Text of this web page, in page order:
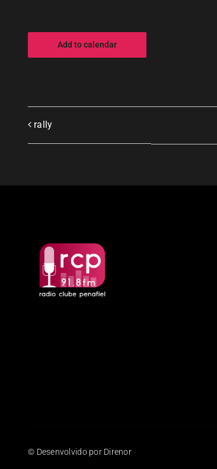
Add to calendar
rally
© Desenvolvido por Direnor